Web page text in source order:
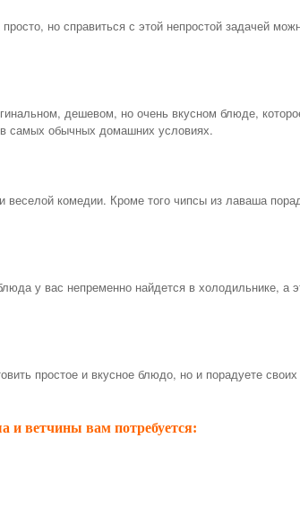
но справиться с этой непростой задачей
дешевом, но очень вкусном блюде,
самых обычных домашних условиях.
веселой комедии. Кроме того чипсы из лаваша
у вас непременно найдется в холодильнике, а
простое и вкусное блюдо, но и порадуете своих
и ветчины вам потребуется: